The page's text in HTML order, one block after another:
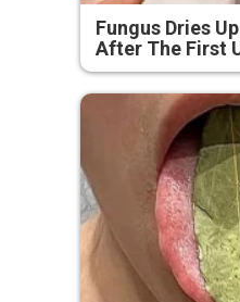
Fungus Dries
After The First